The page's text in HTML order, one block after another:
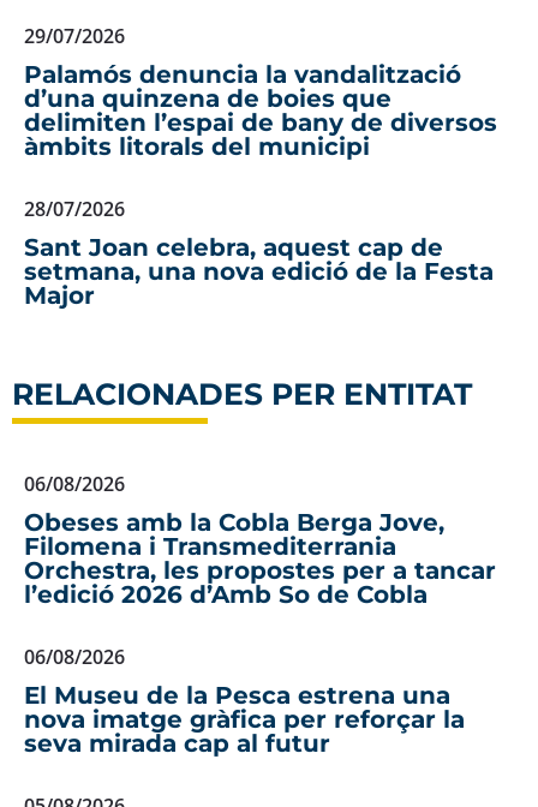
29/07/2026
Palamós denuncia la vandalització
d’una quinzena de boies que
delimiten l’espai de bany de diversos
àmbits litorals del municipi
28/07/2026
Sant Joan celebra, aquest cap de
setmana, una nova edició de la Festa
Major
RELACIONADES PER ENTITAT
06/08/2026
Obeses amb la Cobla Berga Jove,
Filomena i Transmediterrania
Orchestra, les propostes per a tancar
l’edició 2026 d’Amb So de Cobla
06/08/2026
El Museu de la Pesca estrena una
nova imatge gràfica per reforçar la
seva mirada cap al futur